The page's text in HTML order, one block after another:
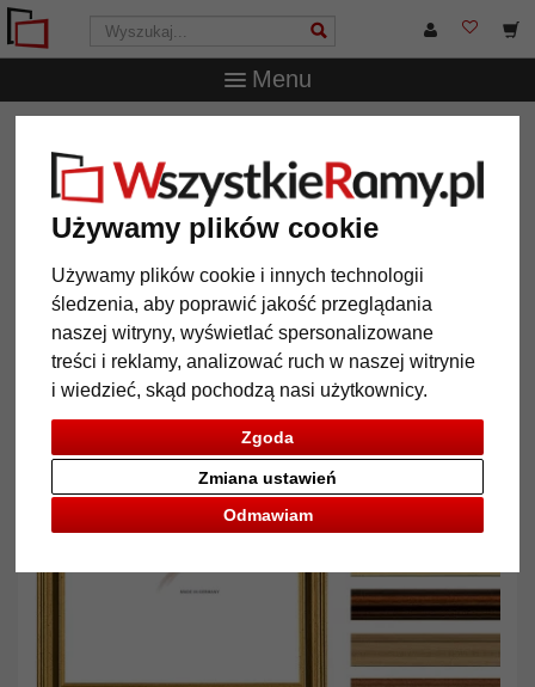
Używamy plików cookie
Używamy plików cookie i innych technologii
śledzenia, aby poprawić jakość przeglądania
naszej witryny, wyświetlać spersonalizowane
treści i reklamy, analizować ruch w naszej witrynie
i wiedzieć, skąd pochodzą nasi użytkownicy.
Zgoda
Odmawiam
Zmiana ustawień
Menu
na wymiar Latimer
Rama drewniana na wymiar
Latimer
Powrót